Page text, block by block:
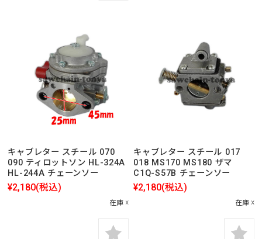
キャブレター スチール 070
090 ティロットソン HL-324A
HL-244A チェーンソー
¥2,180(税込)
在庫 ☓
キャブレター スチール 017
018 MS170 MS180 ザマ
C1Q-S57B チェーンソー
¥2,180(税込)
在庫 ☓